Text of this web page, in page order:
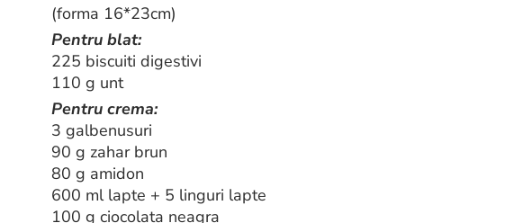
(forma 16*23cm)
Pentru blat:
225 biscuiti digestivi
110 g unt
Pentru crema:
3 galbenusuri
90 g zahar brun
80 g amidon
600 ml lapte + 5 linguri lapte
100 g ciocolata neagra